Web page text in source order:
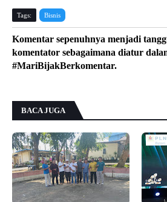
Tags: Bisnis
Komentar sepenuhnya menjadi
komentator sebagaimana diatur
#MariBijakBerkomentar.
BACA JUGA